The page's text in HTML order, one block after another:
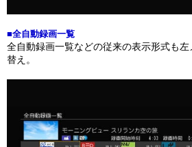
■全自動録画一覧
全自動録画一覧などの従来の表示形式も
替え。